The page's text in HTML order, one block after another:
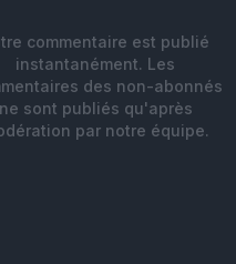
commentaire est publié
instantanément. Les
des non-abonnés
ne sont publiés qu'après
par notre équipe.